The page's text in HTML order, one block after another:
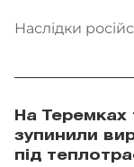
Наслідки
На Теремках
зупинили
під